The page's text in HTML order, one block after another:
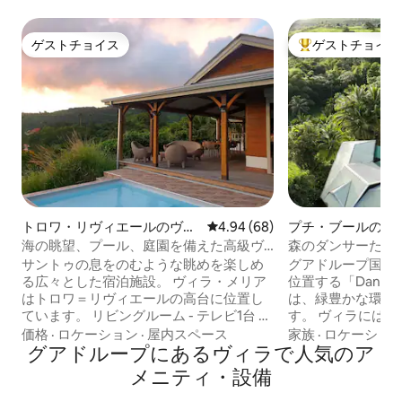
ゲストチョイス
ゲストチョイス
トロワ・リヴィエールのヴィ
ラ
レビュー68件、5つ星中4.94つ
4.94 (68)
海の眺望、プール、庭園を備えた高級ヴ
ィラ
サントゥの息をのむような眺めを楽しめ
る広々とした宿泊施設。 ヴィラ・メリア
はトロワ＝リヴィエールの高台に位置し
ています。 リビングルーム - テレビ1台 設
備の整ったキッチン、ランドリールーム1
室。 ドレッシングルーム付きベッドルー
ム1室 - ベッド160 x 200 ドレッシングルー
ム付きベッドルーム1室 - ベッド160 x 200
価格 · ロケーション · 屋内スペース
大好評のゲスト
ゲストチョイス
プチ・ブールのヴ
森のダンサーたち
グアドループ国立
位置する「
は、緑豊かな環境
す。 ヴィラにはエアコン付きの寝室が3室
あり、最大7名様ま
ションとして、予
独立したスタジオ
家族 · ロケーショ
グアドループにあるヴィラで人気のア
メニティ・設備